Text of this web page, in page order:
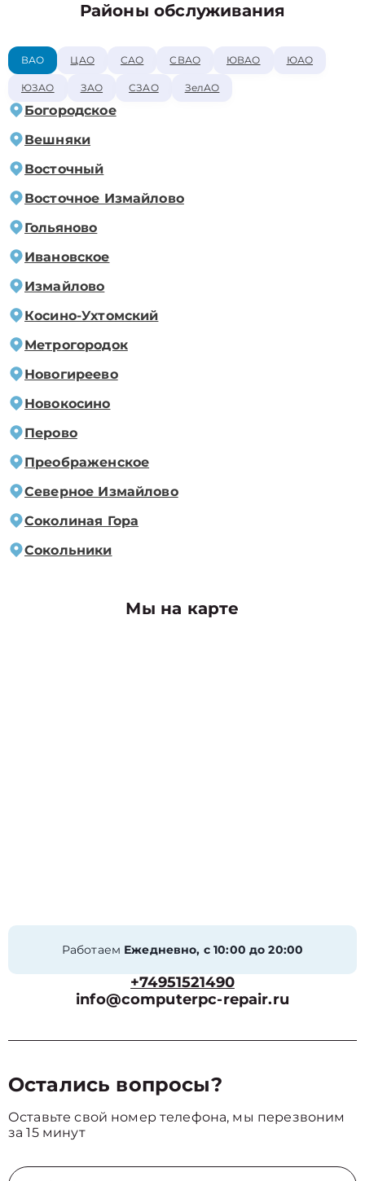
Районы обслуживания
ВАО ЦАО САО СВАО ЮВАО ЮАО
ЮЗАО ЗАО СЗАО ЗелАО
Богородское
Вешняки
Восточный
Восточное Измайлово
Гольяново
Ивановское
Измайлово
Косино-Ухтомский
Метрогородок
Новогиреево
Новокосино
Перово
Преображенское
Северное Измайлово
Соколиная Гора
Сокольники
Мы на карте
Работаем Ежедневно, с 10:00 до 20:00
+74951521490
info@computerpc-repair.ru
Остались вопросы?
Оставьте свой номер телефона, мы перезвоним
за 15 минут